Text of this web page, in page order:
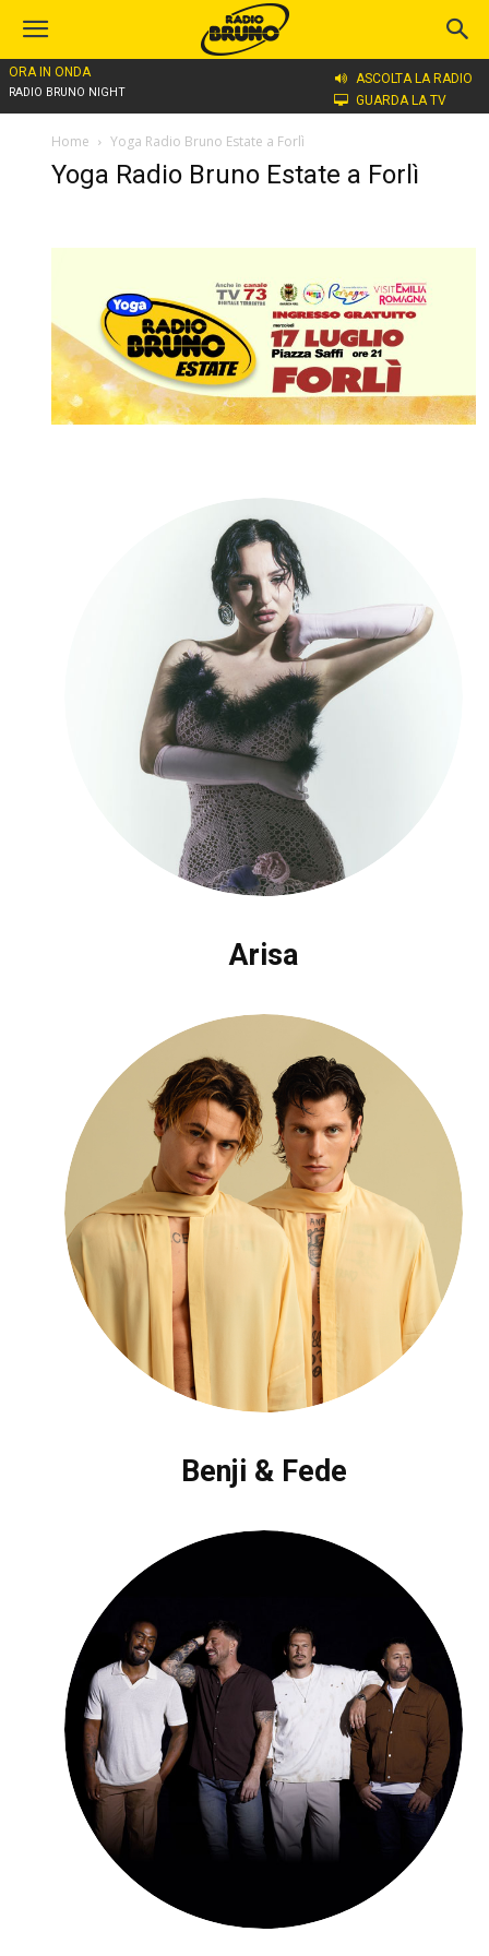
ORA IN ONDA
RADIO BRUNO NIGHT
ASCOLTA LA RADIO
GUARDA LA TV
Home Yoga Radio Bruno Estate a Forlì
Yoga Radio Bruno Estate a Forlì
Arisa
Benji & Fede